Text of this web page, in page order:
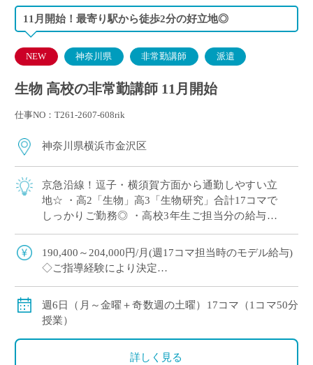
11月開始！最寄り駅から徒歩2分の好立地◎
NEW 神奈川県 非常勤講師 派遣
生物 高校の非常勤講師 11月開始
仕事NO：T261-2607-608rik
神奈川県横浜市金沢区
京急沿線！逗子・横須賀方面から通勤しやすい立
地☆ ・高2「生物」高3「生物研究」合計17コマで
しっかりご勤務◎ ・高校3年生ご担当分の給与も
備もスムーズです！
190,400～204,000円/月(週17コマ担当時のモデル給与)
◇ご指導経験により決定
週6日（月～金曜＋奇数週の土曜）17コマ（1コマ50分
授業）
詳しく見る